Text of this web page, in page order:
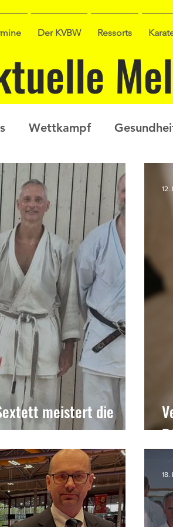
Der KVBW Ressorts
Wettkampf
Ausbildung Seminar
meistert die
12.
18.